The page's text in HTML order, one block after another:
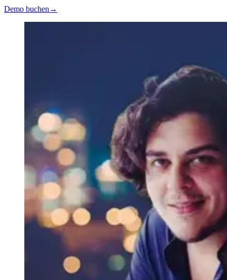
Demo buchen →